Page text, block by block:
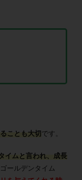
ことも大切 です。
イムと言われ、 成長
ールデンタイム